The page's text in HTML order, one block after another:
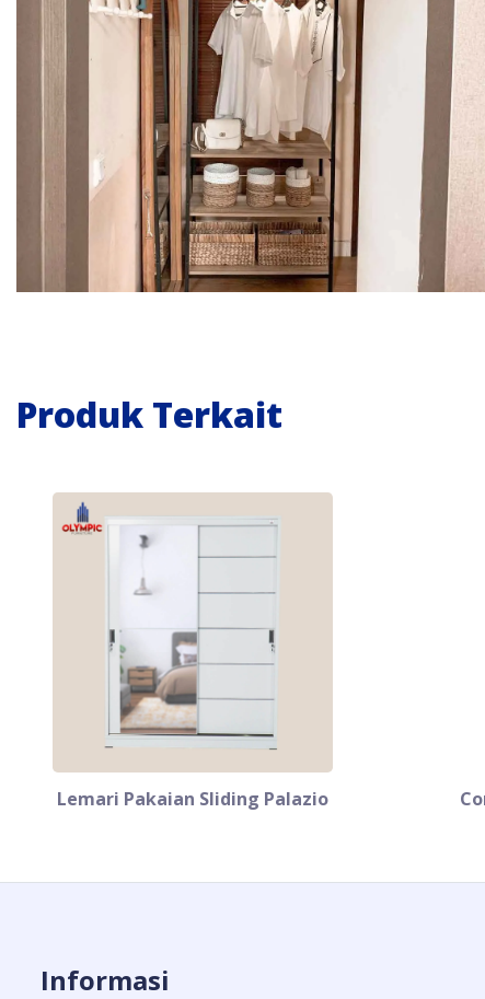
Produk Terkait
Lemari Pakaian Sliding Palazio
Informasi